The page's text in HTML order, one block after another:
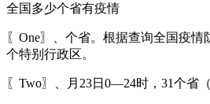
全国多少个省有疫情
〖One〗、个省。根据查询全国疫
个特别行政区。
〖Two〗、月23日0—24时，31个省